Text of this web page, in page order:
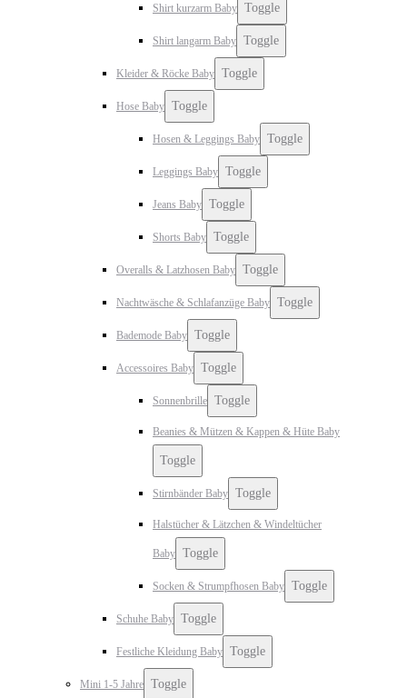
Shirt kurzarm Baby Toggle
Shirt langarm Baby Toggle
Kleider & Röcke Baby Toggle
Hose Baby Toggle
Hosen & Leggings Baby Toggle
Leggings Baby Toggle
Jeans Baby Toggle
Shorts Baby Toggle
Overalls & Latzhosen Baby Toggle
Nachtwäsche & Schlafanzüge Baby Toggle
Bademode Baby Toggle
Accessoires Baby Toggle
Sonnenbrille Toggle
Beanies & Mützen & Kappen & Hüte Baby
Toggle
Stirnbänder Baby Toggle
Halstücher & Lätzchen & Windeltücher
Baby Toggle
Socken & Strumpfhosen Baby Toggle
Schuhe Baby Toggle
Festliche Kleidung Baby Toggle
Mini 1-5 Jahre Toggle